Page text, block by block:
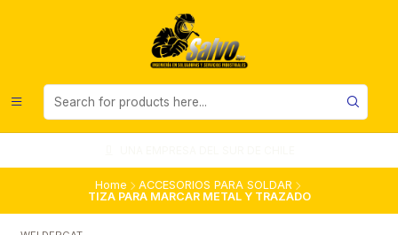
Home
ACCESORIOS PARA SOLDAR
TIZA PARA MARCAR METAL Y TRAZADO